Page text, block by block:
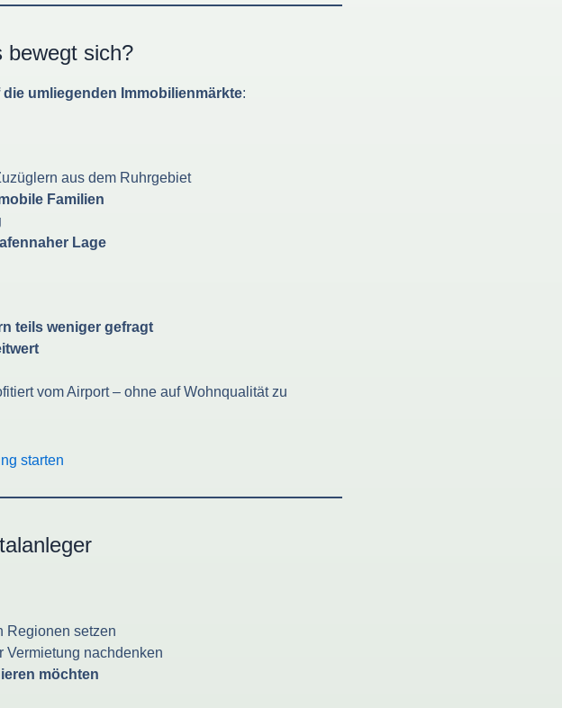
sich?
umliegenden Immobilienmärkte:
aus dem Ruhrgebiet
Familien
Lage
teils weniger gefragt
vom Airport – ohne auf Wohnqualität zu
starten
Regionen setzen
Vermietung nachdenken
möchten